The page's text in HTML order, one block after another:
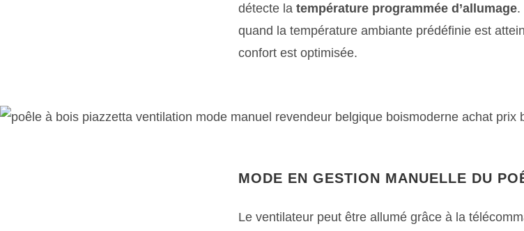
détecte la température programmée d’allumage.
quand la température ambiante prédéfinie est
confort est optimisée.
MODE EN GESTION MANUELLE DU
Le ventilateur peut être allumé grâce à la